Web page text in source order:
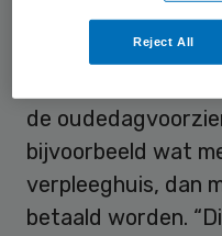
de
bijvoorbeeld wat
verpleeghuis, dan
betaald worden.
Reject All